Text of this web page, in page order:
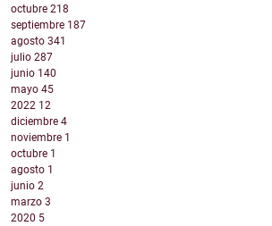
octubre 218
septiembre 187
agosto 341
julio 287
junio 140
mayo 45
2022 12
diciembre 4
noviembre 1
octubre 1
agosto 1
junio 2
marzo 3
2020 5